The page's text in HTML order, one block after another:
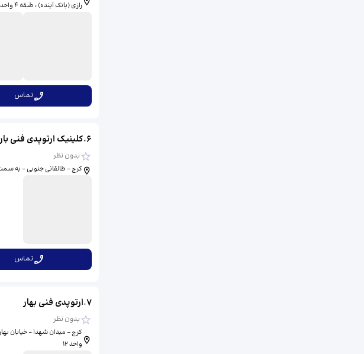
رازی (بانک آینده) ، طبقه ۴ واحد ۴۱
تماس
6
.کلینیک ارتوپدی فنی
بدون نظر
کرج – طالقانی جنوبی – به سمت
تماس
7
.ارتوپدی فنی بهار
بدون نظر
کرج – میدان شهدا – خیابان
واحد ۱۲